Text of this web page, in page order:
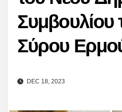
Σύρου
DEC 18, 2023